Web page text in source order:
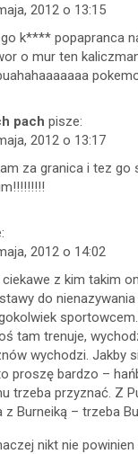
2012 o 13:15
k**** popapranca
o mur ten
pach pisze:
2012 o 13:17
za granica i tez go
2012 o 14:02
ciekawe z kim takim
do
tam trenuje,
wychodzi. Jakby
proszę bardzo –
trzeba przyznać. Z
z Burneiką – trzeba
nikt nie